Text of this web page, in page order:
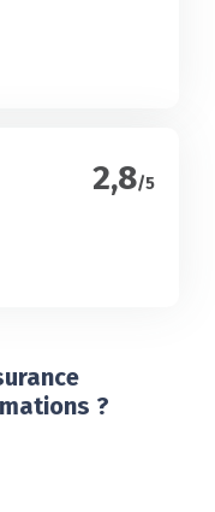
2,8/5
?